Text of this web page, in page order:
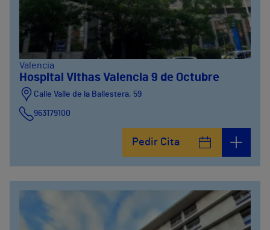
Valencia
Hospital Vithas Valencia 9 de Octubre
Calle Valle de la Ballestera, 59
963179100
Pedir Cita